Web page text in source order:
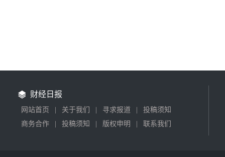
财经日报
网站首页 关于我们 寻求报道
投稿须知
商务合作
投稿须知 版权申明 联系我们